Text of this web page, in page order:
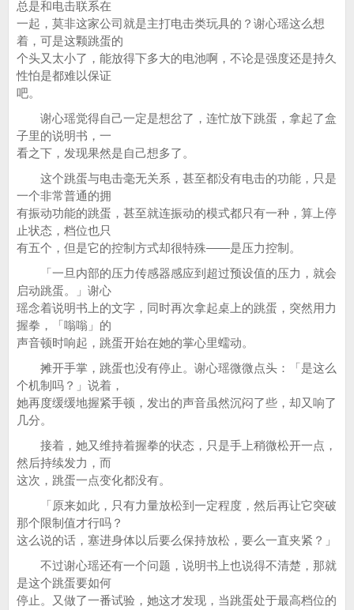
总是和电击联系在
一起，莫非这家公司就是主打电击类玩具的？谢心瑶这么想
着，可是这颗跳蛋的
个头又太小了，能放得下多大的电池啊，不论是强度还是持久
性怕是都难以保证
吧。
谢心瑶觉得自己一定是想岔了，连忙放下跳蛋，拿起了盒
子里的说明书，一
看之下，发现果然是自己想多了。
这个跳蛋与电击毫无关系，甚至都没有电击的功能，只是
一个非常普通的拥
有振动功能的跳蛋，甚至就连振动的模式都只有一种，算上停
止状态，档位也只
有五个，但是它的控制方式却很特殊——是压力控制。
「一旦内部的压力传感器感应到超过预设值的压力，就会
启动跳蛋。」谢心
瑶念着说明书上的文字，同时再次拿起桌上的跳蛋，突然用力
握拳，「嗡嗡」的
声音顿时响起，跳蛋开始在她的掌心里蠕动。
摊开手掌，跳蛋也没有停止。谢心瑶微微点头：「是这么
个机制吗？」说着，
她再度缓缓地握紧手顿，发出的声音虽然沉闷了些，却又响了
几分。
接着，她又维持着握拳的状态，只是手上稍微松开一点，
然后持续发力，而
这次，跳蛋一点变化都没有。
「原来如此，只有力量放松到一定程度，然后再让它突破
那个限制值才行吗？
这么说的话，塞进身体以后要么保持放松，要么一直夹紧？」
不过谢心瑶还有一个问题，说明书上也说得不清楚，那就
是这个跳蛋要如何
停止。又做了一番试验，她这才发现，当跳蛋处于最高档位的